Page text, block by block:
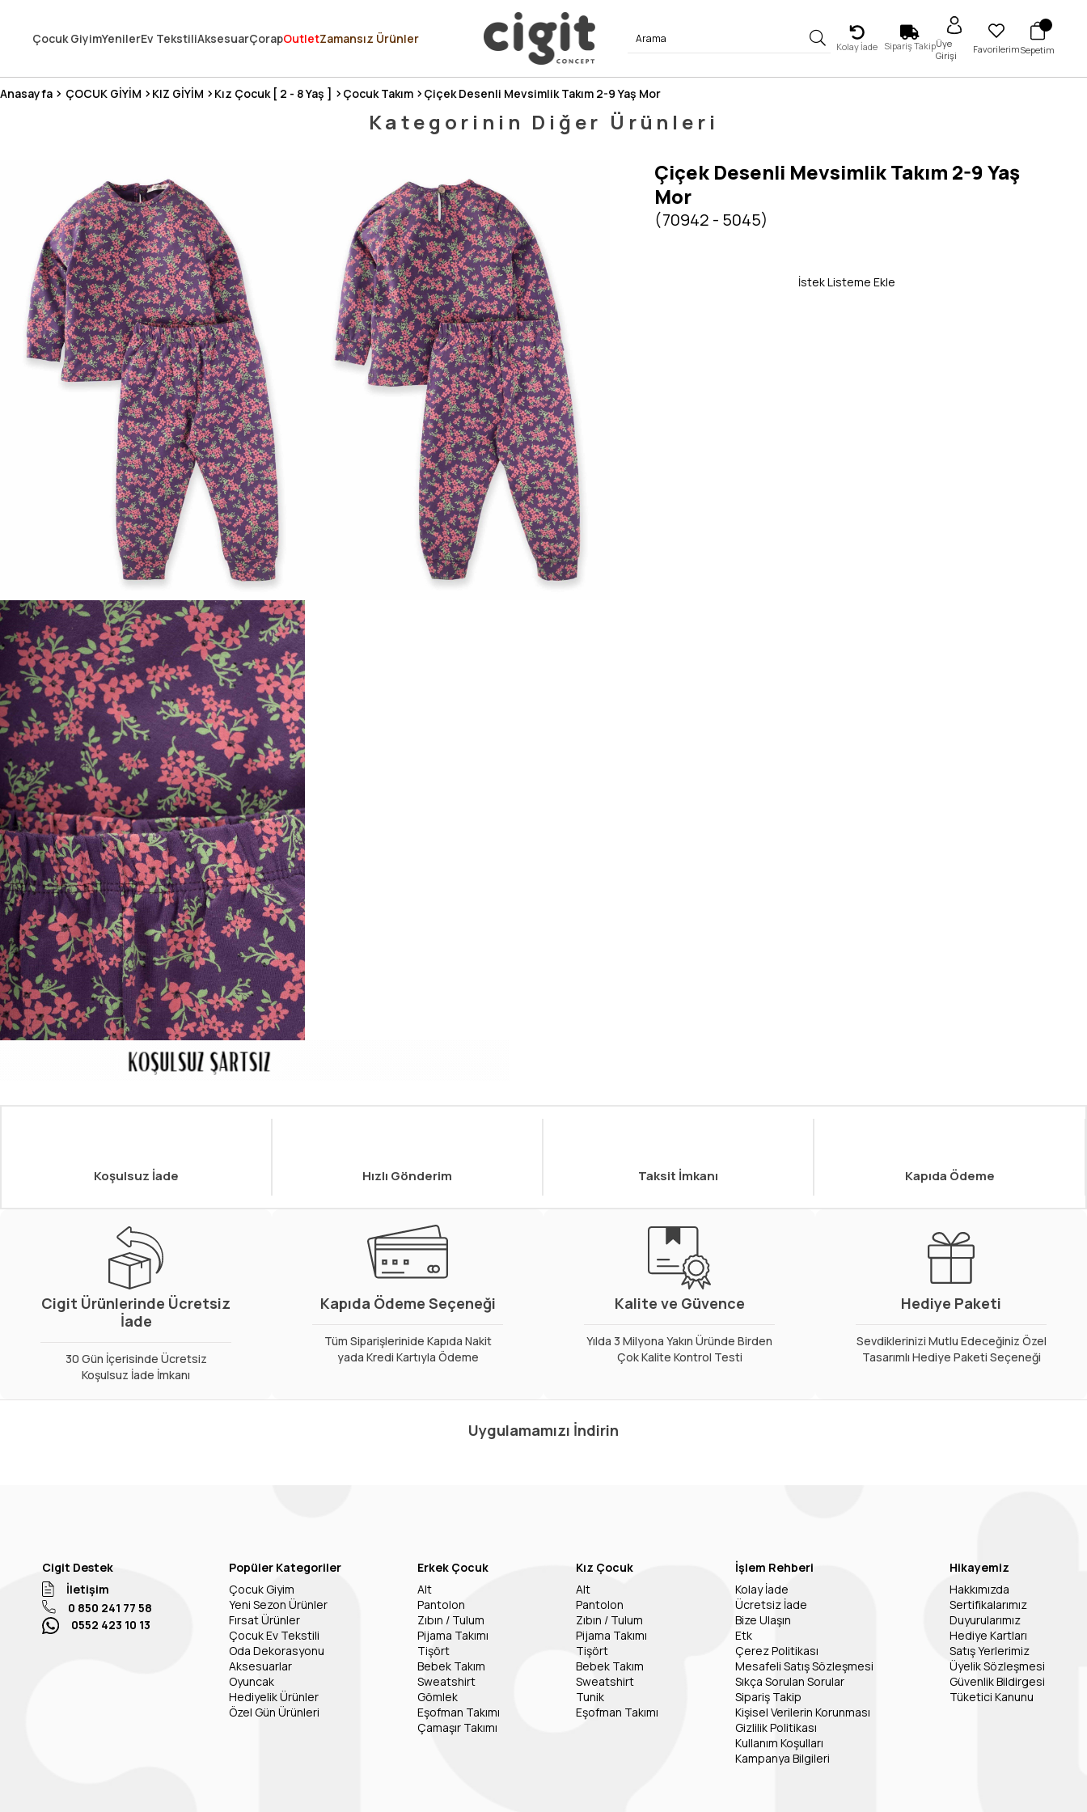
3 MİLYONDAN FAZLA MUTLU MÜŞTERİ ❤️ 10 MİLYON ÜRÜN
Çocuk GiyimYenilerEv TekstiliAksesuarÇorapOutletZamansız Ürünler
Kolay İade Sipariş TakipÜye
Girişi
FavorilerimSepetim
Anasayfa ÇOCUK GİYİM KIZ GİYİM Kız Çocuk [ 2 - 8 Yaş ] Çocuk Takım Çiçek Desenli Mevsimlik Takım 2-9 Yaş Mor
Kategorinin Diğer Ürünleri
Çiçek Desenli Mevsimlik Takım 2-9 Yaş
Mor
(70942 - 5045)
İstek Listeme Ekle
Koşulsuz İade Hızlı Gönderim Taksit İmkanı Kapıda Ödeme
Cigit Ürünlerinde Ücretsiz
İade
30 Gün İçerisinde Ücretsiz
Koşulsuz İade İmkanı
Kapıda Ödeme Seçeneği
Tüm Siparişlerinide Kapıda Nakit
yada Kredi Kartıyla Ödeme
Kalite ve Güvence
Yılda 3 Milyona Yakın Üründe Birden
Çok Kalite Kontrol Testi
Hediye Paketi
Sevdiklerinizi Mutlu Edeceğiniz Özel
Tasarımlı Hediye Paketi Seçeneği
Uygulamamızı İndirin
Cigit Destek
İletişim
0 850 241 77 58
0552 423 10 13
Popüler Kategoriler
Çocuk Giyim
Yeni Sezon Ürünler
Fırsat Ürünler
Çocuk Ev Tekstili
Oda Dekorasyonu
Aksesuarlar
Oyuncak
Hediyelik Ürünler
Özel Gün Ürünleri
Erkek Çocuk
Alt
Pantolon
Zıbın / Tulum
Pijama Takımı
Tişört
Bebek Takım
Sweatshirt
Gömlek
Eşofman Takımı
Çamaşır Takımı
Kız Çocuk
Alt
Pantolon
Zıbın / Tulum
Pijama Takımı
Tişört
Bebek Takım
Sweatshirt
Tunik
Eşofman Takımı
İşlem Rehberi
Kolay İade
Ücretsiz İade
Bize Ulaşın
Etk
Çerez Politikası
Mesafeli Satış Sözleşmesi
Sıkça Sorulan Sorular
Sipariş Takip
Kişisel Verilerin Korunması
Gizlilik Politikası
Kullanım Koşulları
Kampanya Bilgileri
Hikayemiz
Hakkımızda
Sertifikalarımız
Duyurularımız
Hediye Kartları
Satış Yerlerimiz
Üyelik Sözleşmesi
Güvenlik Bildirgesi
Tüketici Kanunu